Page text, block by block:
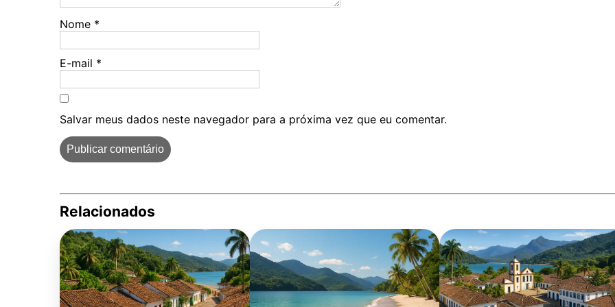
Nome *
E-mail *
Salvar meus dados neste navegador para a próxima vez que eu comentar.
Relacionados